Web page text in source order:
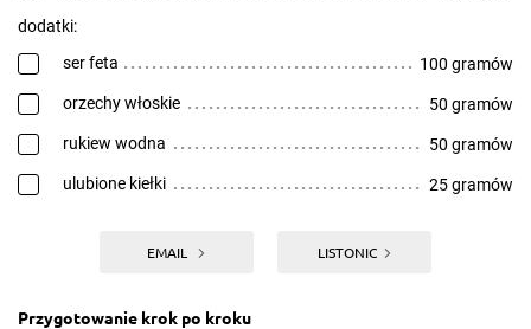
dodatki:
ser feta
100 gramów
orzechy włoskie 50 gramów
rukiew wodna 50 gramów
ulubione kiełki 25 gramów
EMAIL LISTONIC
Przygotowanie krok po kroku